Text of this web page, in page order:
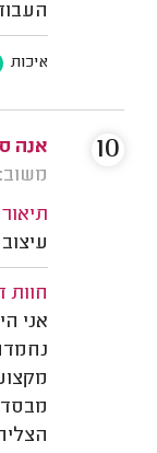
איכות
אנה
משוב: 22/10/2021
חוות
אני
10